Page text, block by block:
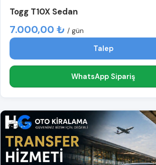
Togg T10X Sedan
7.000,00 ₺ / gün
Talep
WhatsApp Sipariş